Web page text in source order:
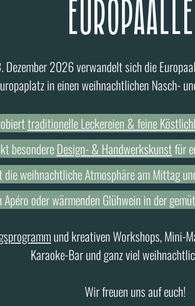
Dezember 2026 verwandelt sich die
in einen weihnachtlichen Nasch-
traditionelle Leckereien & feine
besondereDesign- & Handwerkskunstfür
die weihnachtliche Atmosphäre am Mittag
oder wärmenden Glühwein in der
und kreativen Workshops, Mini-
Karaoke-Bar und ganz viel
Wir freuen uns auf euch!